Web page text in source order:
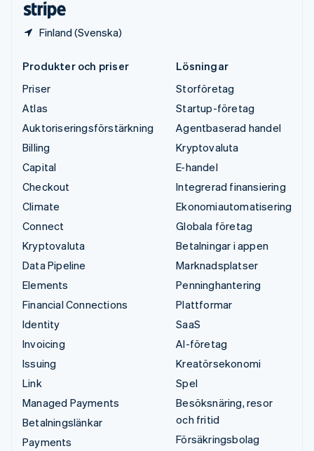
Finland (Svenska)
Produkter och priser
Priser
Atlas
Auktoriseringsförstärkning
Billing
Capital
Checkout
Climate
Connect
Kryptovaluta
Data Pipeline
Elements
Financial Connections
Identity
Invoicing
Issuing
Link
Managed Payments
Betalningslänkar
Payments
Lösningar
Storföretag
Startup-företag
Agentbaserad handel
Kryptovaluta
E-handel
Integrerad finansiering
Ekonomiautomatisering
Globala företag
Betalningar i appen
Marknadsplatser
Penninghantering
Plattformar
SaaS
AI-företag
Kreatörsekonomi
Spel
Besöksnäring, resor
och fritid
Försäkringsbolag